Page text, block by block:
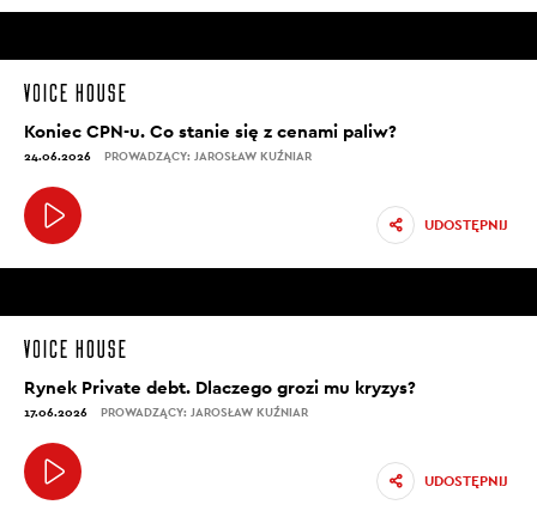
Koniec CPN-u. Co stanie się z cenami paliw?
24.06.2026 PROWADZĄCY: JAROSŁAW KUŹNIAR
UDOSTĘPNIJ
Rynek Private debt. Dlaczego grozi mu kryzys?
17.06.2026 PROWADZĄCY: JAROSŁAW KUŹNIAR
UDOSTĘPNIJ